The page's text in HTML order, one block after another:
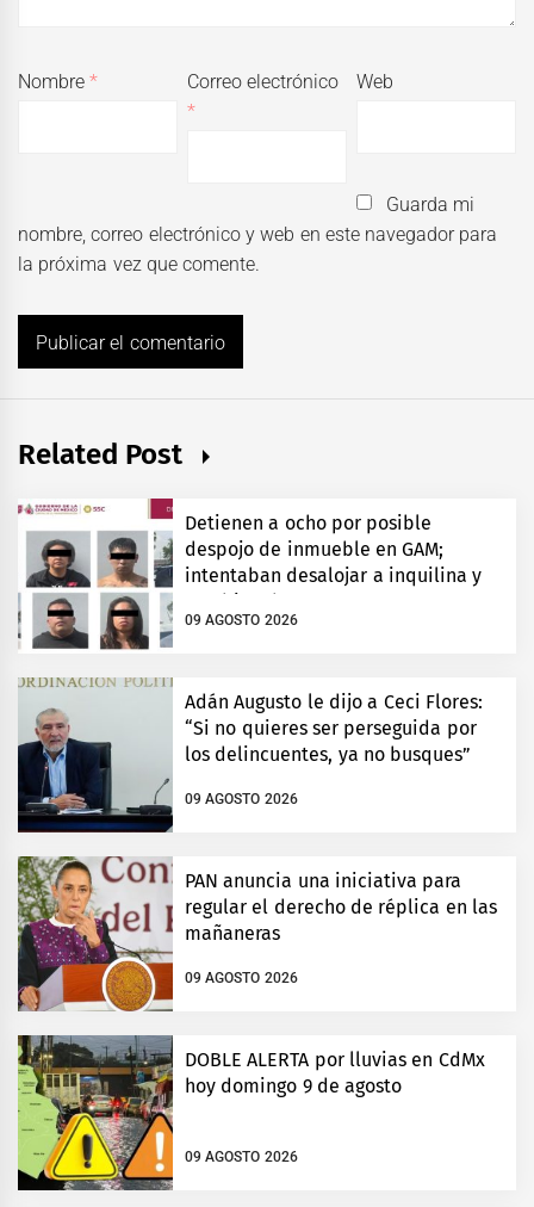
Nombre*
Correo electrónico
*
Web
Guarda mi
nombre, correo electrónico y web en este navegador para
la próxima vez que comente.
Related Post
Detienen a ocho por posible
despojo de inmueble en GAM;
intentaban desalojar a inquilina y
09 AGOSTO 2026
Adán Augusto le dijo a Ceci Flores:
“Si no quieres ser perseguida por
los delincuentes, ya no busques”
09 AGOSTO 2026
PAN anuncia una iniciativa para
regular el derecho de réplica en las
mañaneras
09 AGOSTO 2026
DOBLE ALERTA por lluvias en CdMx
hoy domingo 9 de agosto
09 AGOSTO 2026